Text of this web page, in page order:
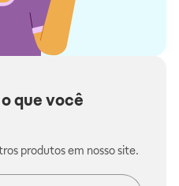
que você
produtos em nosso site.